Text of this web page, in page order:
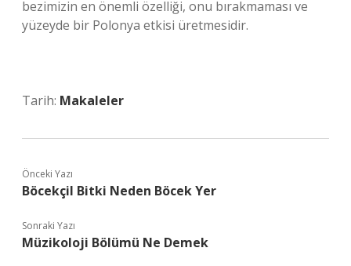
bezimizin en önemli özelliği, onu bırakmaması ve
yüzeyde bir Polonya etkisi üretmesidir.
Tarih: Makaleler
Önceki Yazı
Böcekçil Bitki Neden Böcek Yer
Sonraki Yazı
Müzikoloji Bölümü Ne Demek